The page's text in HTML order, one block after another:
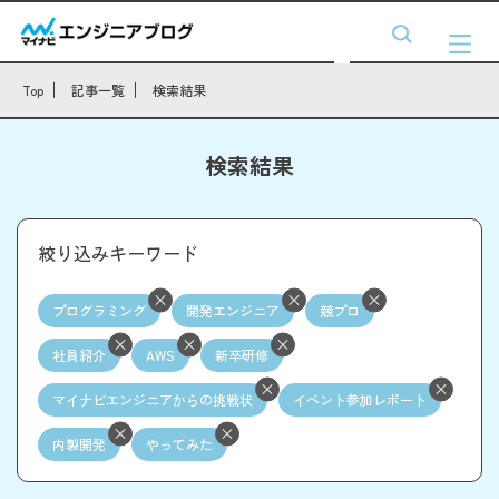
Top 記事一覧 検索結果
検索結果
絞り込みキーワード
プログラミング 開発エンジニア 競プロ
社員紹介 AWS 新卒研修
マイナビエンジニアからの挑戦状 イベント参加レポート
内製開発 やってみた